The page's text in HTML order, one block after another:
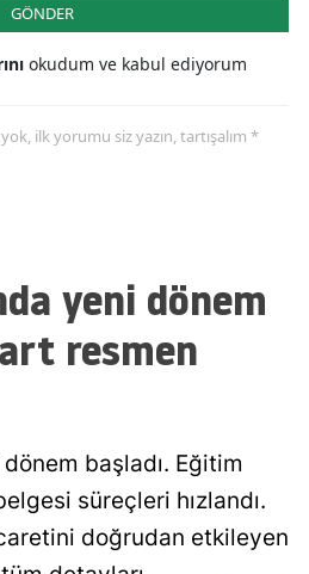
Kütahya
Malatya
Muş
Nevşehir
Ordu
Rize
Sakarya
GÖNDER
okudum ve kabul ediyorum
ilk yorumu siz yazın, tartışalım *
yeni dönem
resmen
başladı. Eğitim
süreçleri hızlandı.
doğrudan etkileyen